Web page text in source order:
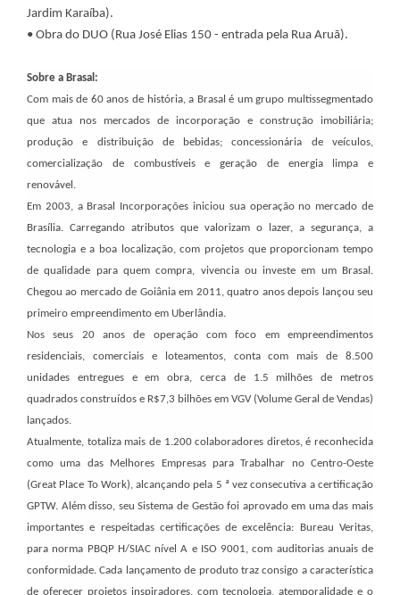
Jardim Karaíba).
• Obra do DUO (Rua José Elias 150 - entrada pela Rua Aruã).
Sobre a Brasal :
Com mais de 60 anos de história, a Brasal é um grupo multissegmentado
que atua nos mercados de incorporação e construção imobiliária;
produção e distribuição de bebidas; concessionária de veículos,
comercialização de combustíveis e geração de energia limpa e
renovável.
Em 2003, a Brasal
Incorporações iniciou sua operação no mercado de
Brasília. Carregando atributos que valorizam o lazer, a segurança, a
tecnologia e a boa localização, com projetos que proporcionam tempo
de qualidade para quem compra, vivencia ou investe em um Brasal .
Chegou ao mercado de Goiânia em 2011, quatro anos depois lançou seu
primeiro empreendimento em Uberlândia.
Nos seus 20 anos de operação com foco em empreendimentos
residenciais, comerciais e loteamentos, conta com mais de 8.500
unidades entregues e em obra, cerca de 1.5 milhões de metros
quadrados construídos e R$7,3 bilhões em VGV (Volume Geral de Vendas)
lançados.
Atualmente, totaliza mais de 1.200 colaboradores diretos, é reconhecida
como uma das Melhores Empresas para Trabalhar no Centro-Oeste
(Great Place To Work), alcançando pela 5 ª vez consecutiva a certificação
GPTW. Além disso, seu Sistema de Gestão foi aprovado em uma das mais
importantes e respeitadas certificações de excelência: Bureau Veritas,
para norma PBQP H/SIAC nível A e ISO 9001, com auditorias anuais de
conformidade. Cada lançamento de produto traz consigo a característica
de oferecer projetos inspiradores, com tecnologia, atemporalidade e o